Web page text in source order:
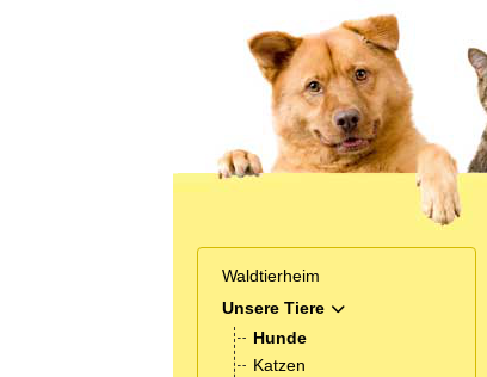
Waldtierheim
Unsere Tiere
Hunde
Katzen